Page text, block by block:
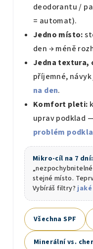
deodorantu /
= automat).
Jedno místo:
den → méně
Jedna textura,
příjemné, návyk
na den.
Komfort pleti:
uprav podklad
problém
Mikro-cíl na 7 dní:
stejné místo.
Vybíráš filtry?
Všechna SPF
Minerální vs.